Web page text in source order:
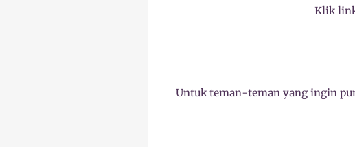
Klik
Untuk teman-teman yang ingin